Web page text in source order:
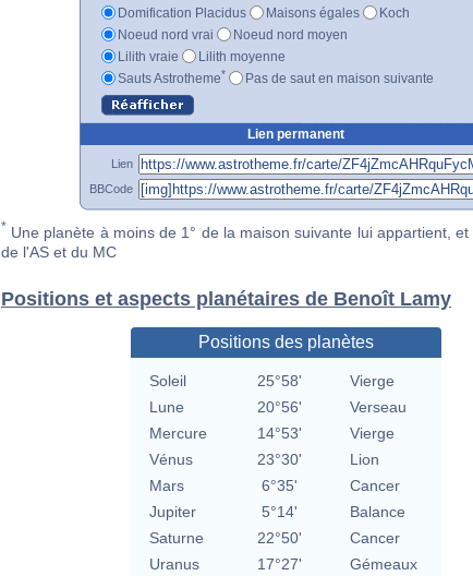
Domification Placidus
Maisons égales
Koch
Noeud nord vrai
Noeud nord moyen
Lilith vraie
Lilith moyenne
Sauts Astrotheme* Pas de saut en maison suivante
Lien permanent
Lien
BBCode
* Une planète à moins de 1° de la maison suivante lui appartient, et
de l'AS et du MC
Positions et aspects planétaires de Benoît Lamy
Positions des planètes
Soleil 25°58'
Vierge
Lune
20°56'
Verseau
Mercure
14°53'
Vierge
Vénus
23°30'
Lion
Mars
6°35'
Cancer
Jupiter
5°14'
Balance
Saturne
22°50'
Cancer
Uranus
17°27'
Gémeaux